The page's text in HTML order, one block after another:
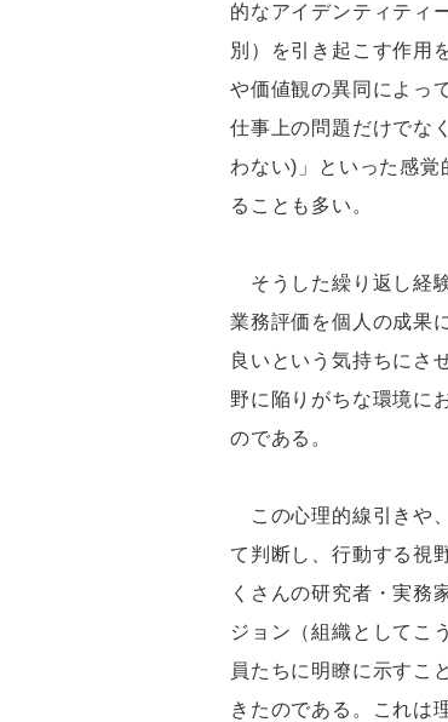
的なアイデンティティ
別）を引き起こす作用
や価値観の異同によっ
仕事上の問題だけでな
わない)」といった感
ることも多い。
そうした繰り返し経
業務評価を個人の成果
良いという気持ちにさ
野に陥りがちな環境に
のである。
この心理的線引きや
て判断し、行動する視
くさんの研究者・実務
ジョン（組織としてこ
員たちに明瞭に示すこ
きたのである。これは